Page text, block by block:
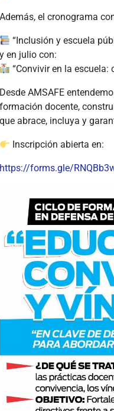
Además, el cronograma
“Inclusión y escuela
y en julio con:
“Convivir en la escuela:
Desde AMSAFE
formación docente,
que abrace, incluya y
Inscripción abierta en:
https://forms.gle/